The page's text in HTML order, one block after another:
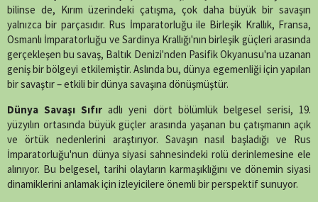
bilinse de, Kırım üzerindeki çatışma, çok daha büyük bir savaşın
yalnızca bir parçasıdır. Rus İmparatorluğu ile Birleşik Krallık, Fransa,
Osmanlı İmparatorluğu ve Sardinya Krallığı'nın birleşik güçleri arasında
gerçekleşen bu savaş, Baltık Denizi'nden Pasifik Okyanusu'na uzanan
geniş bir bölgeyi etkilemiştir. Aslında bu, dünya egemenliği için yapılan
bir savaştır – etkili bir dünya savaşına dönüşmüştür.
Dünya Savaşı Sıfır adlı yeni dört bölümlük belgesel serisi, 19.
yüzyılın ortasında büyük güçler arasında yaşanan bu çatışmanın açık
ve örtük nedenlerini araştırıyor. Savaşın nasıl başladığı ve Rus
İmparatorluğu'nun dünya siyasi sahnesindeki rolü derinlemesine ele
alınıyor. Bu belgesel, tarihi olayların karmaşıklığını ve dönemin siyasi
dinamiklerini anlamak için izleyicilere önemli bir perspektif sunuyor.